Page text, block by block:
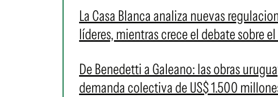
La Casa Blanca analiza nuevas
líderes, mientras crece el debate sobre
De Benedetti a Galeano: las obras
demanda colectiva de US$ 1.500